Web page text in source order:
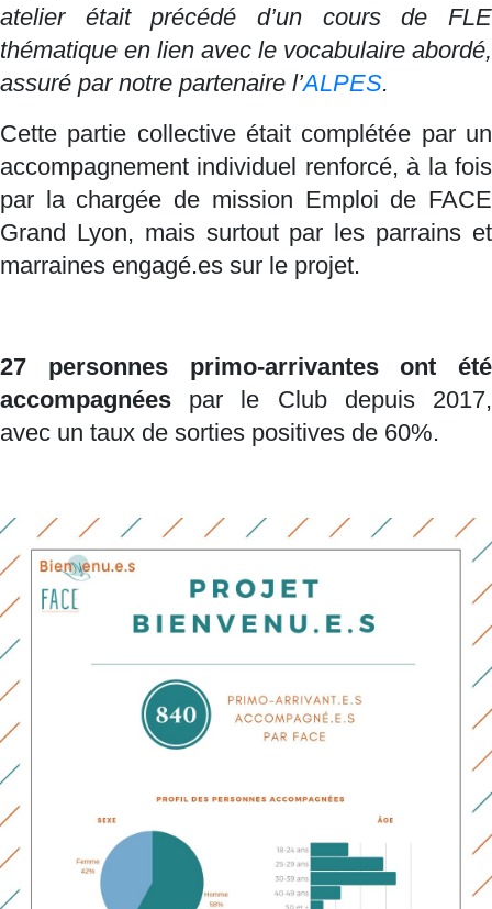
atelier était précédé d’un cours de FLE
thématique en lien avec le vocabulaire abordé,
assuré par notre partenaire l’ALPES.
Cette partie collective était complétée par un
accompagnement individuel renforcé, à la fois
par la chargée de mission Emploi de FACE
Grand Lyon, mais surtout par les parrains et
marraines engagé.es sur le projet.
27 personnes primo-arrivantes ont été
accompagnées par le Club depuis 2017,
avec un taux de sorties positives de 60%.